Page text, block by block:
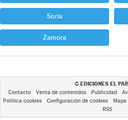
Soria
Zamora
© EDICIONES EL
Contacto Venta de contenidos Publicidad
Política cookies
Configuración de cookies Mapa
RSS